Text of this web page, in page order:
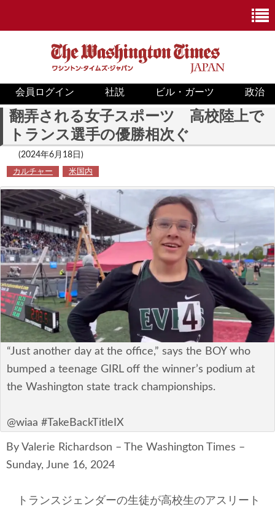
ニュース
政治
ホワイトハウス
COVID-19
米国内
国際
安全保障
ビジネス・経済
カルチャー
ポリシー
エネルギー・環境
サイバーセキュリティ―
航空宇宙・防衛
会員ログイン 社説 ビル・ガーツ 政治
翻弄される女子スポーツ 高校陸上で
トランス選手の優勝相次ぐ
(2024年6月18日)
カルチャー 米国内
“Just another day at the office,” says the BOY who
bumped a teenage GIRL off the winner’s podium at
the Washington state track championships.
@wiaa #TakeBackTitleIX
By Valerie Richardson – The Washington Times –
Sunday, June 16, 2024
トランスジェンダーの生徒が高校生のアスリート